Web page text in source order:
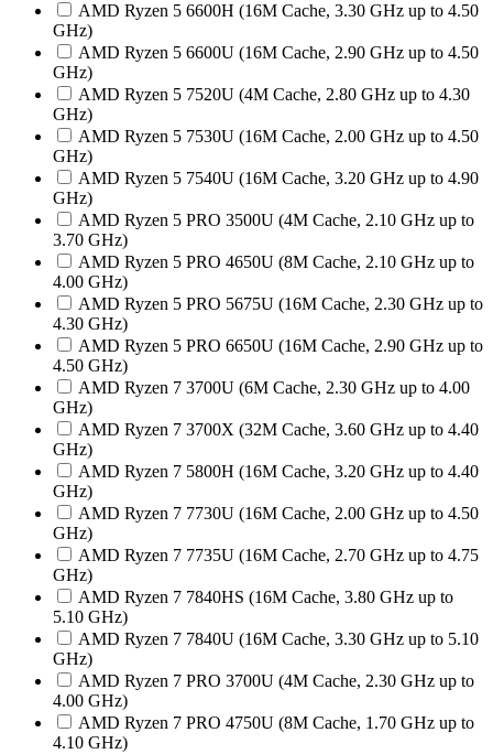
AMD Ryzen 5 6600H (16M Cache, 3.30 GHz up to 4.50
GHz)
AMD Ryzen 5 6600U (16M Cache, 2.90 GHz up to 4.50
GHz)
AMD Ryzen 5 7520U (4M Cache, 2.80 GHz up to 4.30
GHz)
AMD Ryzen 5 7530U (16M Cache, 2.00 GHz up to 4.50
GHz)
AMD Ryzen 5 7540U (16M Cache, 3.20 GHz up to 4.90
GHz)
AMD Ryzen 5 PRO 3500U (4M Cache, 2.10 GHz up to
3.70 GHz)
AMD Ryzen 5 PRO 4650U (8M Cache, 2.10 GHz up to
4.00 GHz)
AMD Ryzen 5 PRO 5675U (16M Cache, 2.30 GHz up to
4.30 GHz)
AMD Ryzen 5 PRO 6650U (16M Cache, 2.90 GHz up to
4.50 GHz)
AMD Ryzen 7 3700U (6M Cache, 2.30 GHz up to 4.00
GHz)
AMD Ryzen 7 3700X (32M Cache, 3.60 GHz up to 4.40
GHz)
AMD Ryzen 7 5800H (16M Cache, 3.20 GHz up to 4.40
GHz)
AMD Ryzen 7 7730U (16M Cache, 2.00 GHz up to 4.50
GHz)
AMD Ryzen 7 7735U (16M Cache, 2.70 GHz up to 4.75
GHz)
AMD Ryzen 7 7840HS (16M Cache, 3.80 GHz up to
5.10 GHz)
AMD Ryzen 7 7840U (16M Cache, 3.30 GHz up to 5.10
GHz)
AMD Ryzen 7 PRO 3700U (4M Cache, 2.30 GHz up to
4.00 GHz)
AMD Ryzen 7 PRO 4750U (8M Cache, 1.70 GHz up to
4.10 GHz)